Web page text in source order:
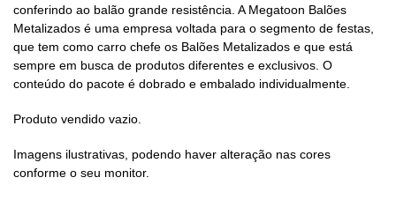
conferindo ao balão grande resistência. A Megatoon Balões
Metalizados é uma empresa voltada para o segmento de festas,
que tem como carro chefe os Balões Metalizados e que está
sempre em busca de produtos diferentes e exclusivos. O
conteúdo do pacote é dobrado e embalado individualmente.
Produto vendido vazio.
Imagens ilustrativas, podendo haver alteração nas cores
conforme o seu monitor.